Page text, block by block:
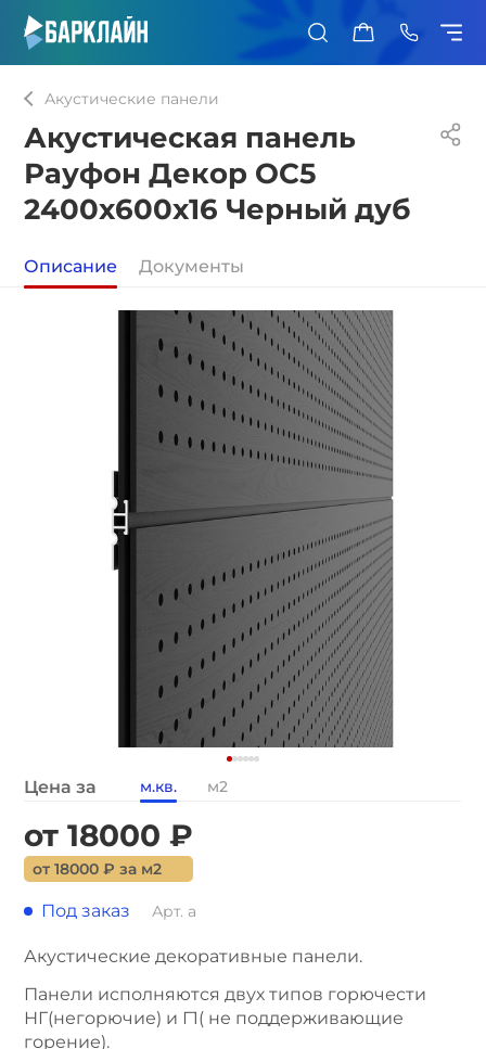
Акустические панели
Акустическая панель
Рауфон Декор ОС5
2400х600х16 Черный дуб
Описание Документы
Цена за м.кв. м2
от 18000 ₽
от 18000 ₽ за м2
Под заказ Арт. а
Акустические декоративные панели.
Панели исполняются двух типов горючести
НГ(негорючие) и Г1( не поддерживающие
горение).